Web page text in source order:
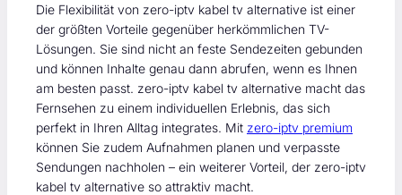
Die Flexibilität von zero-iptv kabel tv alternative ist einer
der größten Vorteile gegenüber herkömmlichen TV-
Lösungen. Sie sind nicht an feste Sendezeiten gebunden
und können Inhalte genau dann abrufen, wenn es Ihnen
am besten passt. zero-iptv kabel tv alternative macht das
Fernsehen zu einem individuellen Erlebnis, das sich
perfekt in Ihren Alltag integrates. Mit zero-iptv premium
können Sie zudem Aufnahmen planen und verpasste
Sendungen nachholen – ein weiterer Vorteil, der zero-iptv
kabel tv alternative so attraktiv macht.